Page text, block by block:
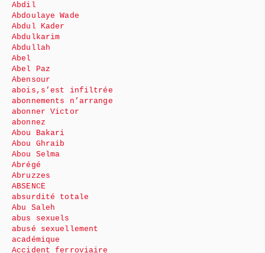
Abdil
Abdoulaye Wade
Abdul Kader
Abdulkarim
Abdullah
Abel
Abel Paz
Abensour
abois,s’est infiltrée
abonnements n’arrange
abonner Victor
abonnez
Abou Bakari
Abou Ghraib
Abou Selma
Abrégé
Abruzzes
ABSENCE
absurdité totale
Abu Saleh
abus sexuels
abusé sexuellement
académique
Accident ferroviaire